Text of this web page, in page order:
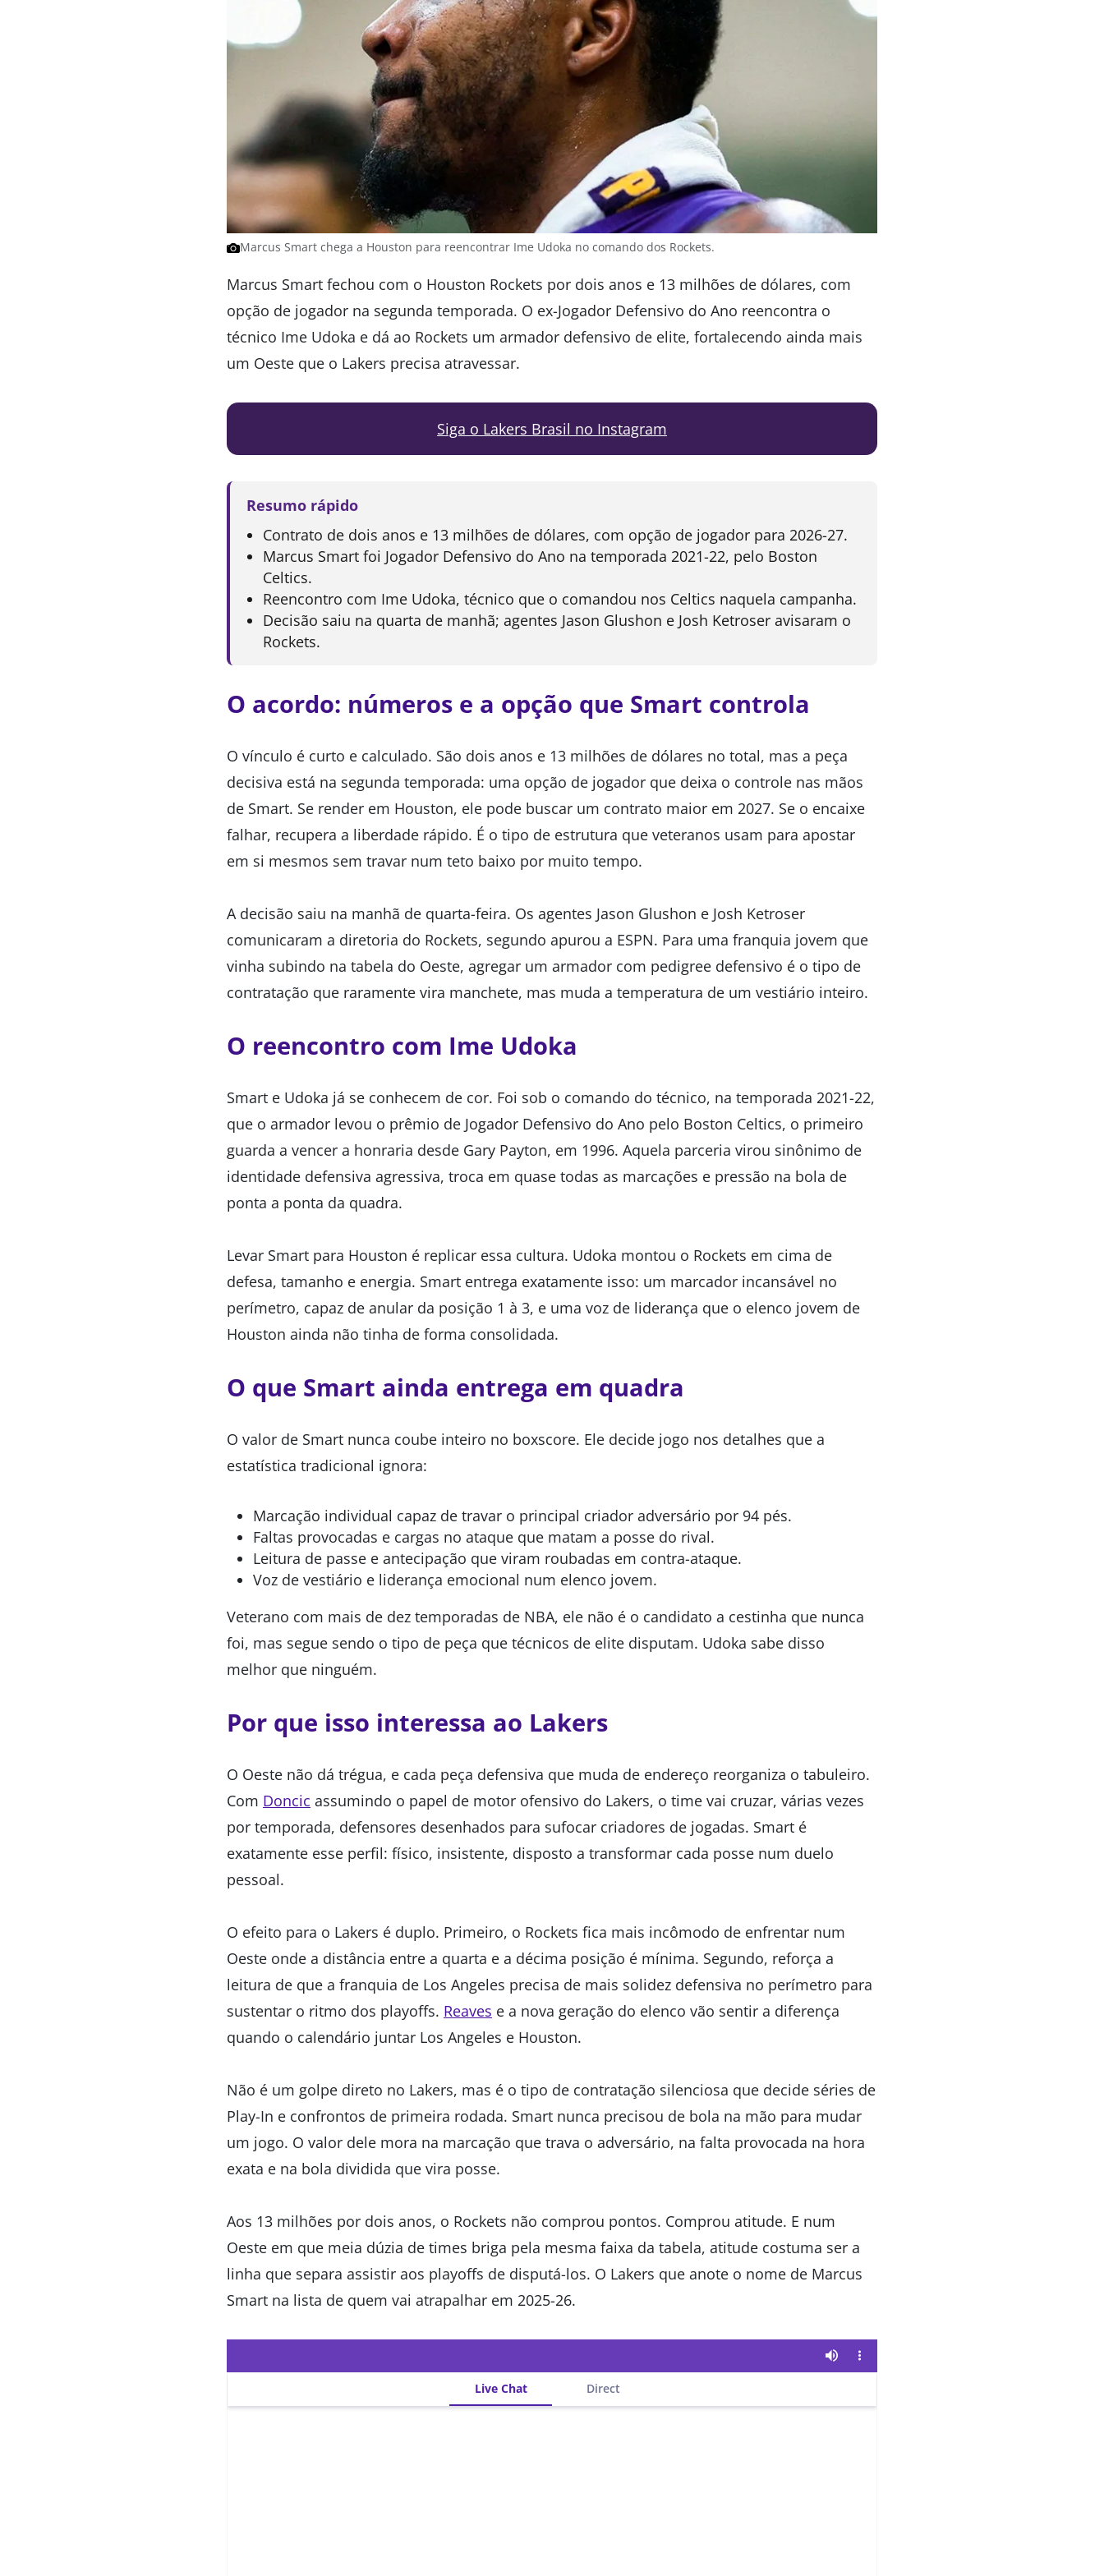
Marcus Smart chega a Houston para reencontrar Ime Udoka no comando dos Rockets.
Marcus Smart fechou com o Houston Rockets por dois anos e 13 milhões de dólares, com
opção de jogador na segunda temporada. O ex-Jogador Defensivo do Ano reencontra o
técnico Ime Udoka e dá ao Rockets um armador defensivo de elite, fortalecendo ainda mais
um Oeste que o Lakers precisa atravessar.
Siga o Lakers Brasil no Instagram
Resumo rápido
Contrato de dois anos e 13 milhões de dólares, com opção de jogador para 2026-27.
Marcus Smart foi Jogador Defensivo do Ano na temporada 2021-22, pelo Boston
Celtics.
Reencontro com Ime Udoka, técnico que o comandou nos Celtics naquela campanha.
Decisão saiu na quarta de manhã; agentes Jason Glushon e Josh Ketroser avisaram o
Rockets.
O acordo: números e a opção que Smart controla
O vínculo é curto e calculado. São dois anos e 13 milhões de dólares no total, mas a peça
decisiva está na segunda temporada: uma opção de jogador que deixa o controle nas mãos
de Smart. Se render em Houston, ele pode buscar um contrato maior em 2027. Se o encaixe
falhar, recupera a liberdade rápido. É o tipo de estrutura que veteranos usam para apostar
em si mesmos sem travar num teto baixo por muito tempo.
A decisão saiu na manhã de quarta-feira. Os agentes Jason Glushon e Josh Ketroser
comunicaram a diretoria do Rockets, segundo apurou a ESPN. Para uma franquia jovem que
vinha subindo na tabela do Oeste, agregar um armador com pedigree defensivo é o tipo de
contratação que raramente vira manchete, mas muda a temperatura de um vestiário inteiro.
O reencontro com Ime Udoka
Smart e Udoka já se conhecem de cor. Foi sob o comando do técnico, na temporada 2021-22,
que o armador levou o prêmio de Jogador Defensivo do Ano pelo Boston Celtics, o primeiro
guarda a vencer a honraria desde Gary Payton, em 1996. Aquela parceria virou sinônimo de
identidade defensiva agressiva, troca em quase todas as marcações e pressão na bola de
ponta a ponta da quadra.
Levar Smart para Houston é replicar essa cultura. Udoka montou o Rockets em cima de
defesa, tamanho e energia. Smart entrega exatamente isso: um marcador incansável no
perímetro, capaz de anular da posição 1 à 3, e uma voz de liderança que o elenco jovem de
Houston ainda não tinha de forma consolidada.
O que Smart ainda entrega em quadra
O valor de Smart nunca coube inteiro no boxscore. Ele decide jogo nos detalhes que a
estatística tradicional ignora:
Marcação individual capaz de travar o principal criador adversário por 94 pés.
Faltas provocadas e cargas no ataque que matam a posse do rival.
Leitura de passe e antecipação que viram roubadas em contra-ataque.
Voz de vestiário e liderança emocional num elenco jovem.
Veterano com mais de dez temporadas de NBA, ele não é o candidato a cestinha que nunca
foi, mas segue sendo o tipo de peça que técnicos de elite disputam. Udoka sabe disso
melhor que ninguém.
Por que isso interessa ao Lakers
O Oeste não dá trégua, e cada peça defensiva que muda de endereço reorganiza o tabuleiro.
Com Doncic assumindo o papel de motor ofensivo do Lakers, o time vai cruzar, várias vezes
por temporada, defensores desenhados para sufocar criadores de jogadas. Smart é
exatamente esse perfil: físico, insistente, disposto a transformar cada posse num duelo
pessoal.
O efeito para o Lakers é duplo. Primeiro, o Rockets fica mais incômodo de enfrentar num
Oeste onde a distância entre a quarta e a décima posição é mínima. Segundo, reforça a
leitura de que a franquia de Los Angeles precisa de mais solidez defensiva no perímetro para
sustentar o ritmo dos playoffs. Reaves e a nova geração do elenco vão sentir a diferença
quando o calendário juntar Los Angeles e Houston.
Não é um golpe direto no Lakers, mas é o tipo de contratação silenciosa que decide séries de
Play-In e confrontos de primeira rodada. Smart nunca precisou de bola na mão para mudar
um jogo. O valor dele mora na marcação que trava o adversário, na falta provocada na hora
exata e na bola dividida que vira posse.
Aos 13 milhões por dois anos, o Rockets não comprou pontos. Comprou atitude. E num
Oeste em que meia dúzia de times briga pela mesma faixa da tabela, atitude costuma ser a
linha que separa assistir aos playoffs de disputá-los. O Lakers que anote o nome de Marcus
Smart na lista de quem vai atrapalhar em 2025-26.
Live Chat Direct